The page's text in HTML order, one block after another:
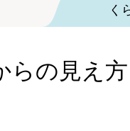
く
の見え方